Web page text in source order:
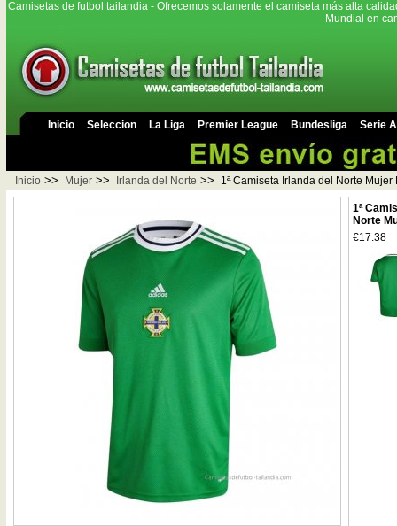
Camisetas de futbol tailandia - Ofrecemos solamente el camiseta más alta
Mundial en
Inicio Seleccion La Liga Premier League Bundesliga Serie A
Inicio >> Mujer >> Irlanda del Norte >> 1ª Camiseta Irlanda del Norte Mujer
1ª
Norte
€17.38